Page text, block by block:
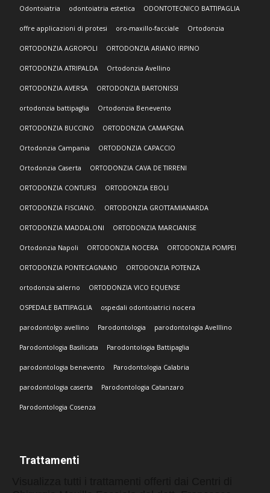
Odontoiatria odontoiatria estetica ODONTOTECNICO BATTIPAGLIA
offre applicazioni di protesi oro-maxillo-facciale Ortodonzia
ORTODONZIA AGROPOLI ORTODONZIA ARIANO IRPINO
ORTODONZIA ATRIPALDA Ortodonzia Avellino
ORTODONZIA AVERSA ORTODONZIA BARTONISSI
ortodonzia battipaglia Ortodonzia Benevento
ORTODONZIA BUCCINO ORTODONZIA CAMAPGNA
Ortodonzia Campania ORTODONZIA CAPACCIO
Ortodonzia Caserta ORTODONZIA CAVA DE TIRRENI
ORTODONZIA CONTURSI ORTODONZIA EBOLI
ORTODONZIA FISCIANO. ORTODONZIA GROTTAMIANARDA
ORTODONZIA MADDALONI ORTODONZIA MARCIANISE
Ortodonzia Napoli ORTODONZIA NOCERA ORTODONZIA POMPEI
ORTODONZIA PONTECAGNANO ORTODONZIA POTENZA
ortodonzia salerno ORTODONZIA VICO EQUENSE
OSPEDALE BATTIPAGLIA ospedali odontoiatrici nocera
parodontolgo avellino Parodontologia parodontologia Avelllino
Parodontologia Basilicata Parodontologia Battipaglia
parodontologia benevento Parodontologia Calabria
parodontologia caserta Parodontologia Catanzaro
Parodontologia Cosenza
Trattamenti